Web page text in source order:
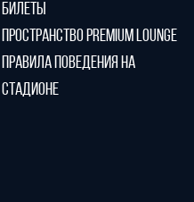
БИЛЕТЫ
ПРОСТРАНСТВО PREMIUM LOUNGE
ПРАВИЛА ПОВЕДЕНИЯ НА
СТАДИОНЕ